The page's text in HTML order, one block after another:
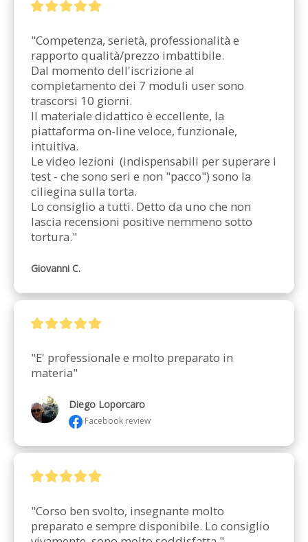
"Competenza, serietà, professionalità e
rapporto qualità/prezzo imbattibile.
Dal momento dell'iscrizione al
completamento dei 7 moduli user sono
trascorsi 10 giorni.
Il materiale didattico è eccellente, la
piattaforma on-line veloce, funzionale,
intuitiva.
Le video lezioni  (indispensabili per superare i
test - che sono seri e non "pacco") sono la
ciliegina sulla torta.
Lo consiglio a tutti. Detto da uno che non
lascia recensioni positive nemmeno sotto
tortura."
Giovanni C.
"E' professionale e molto preparato in
materia"
Diego Loporcaro
Facebook review
"Corso ben svolto, insegnante molto
preparato e sempre disponibile. Lo consiglio